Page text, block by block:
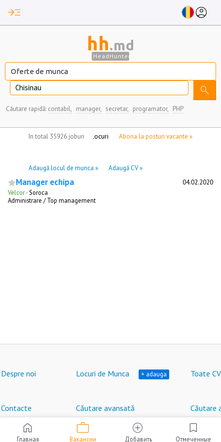
read_more account_circle
hh.md
HeadHunter
Chisinau search
Căutare rapidă: contabil, manager, secretar, programator, PHP
în total 35926 joburi Abona la posturi vacante »
nu aveți locuri de munca marcate
Adaugă locul de munca » Adaugă CV »
Manager echipa 04.02.2020
Velcor · Soroca
Administrare / Top management
home
Главная
work
Вакансии
add_circle
Добавить
bookmark
Отмеченные
Despre noi Locuri de Munca + adauga Toate
Contacte Căutare avansată Căutare
Locuri de muncă în Moldova © HeadHunter SRL
2007 - 2026 | hh.md®